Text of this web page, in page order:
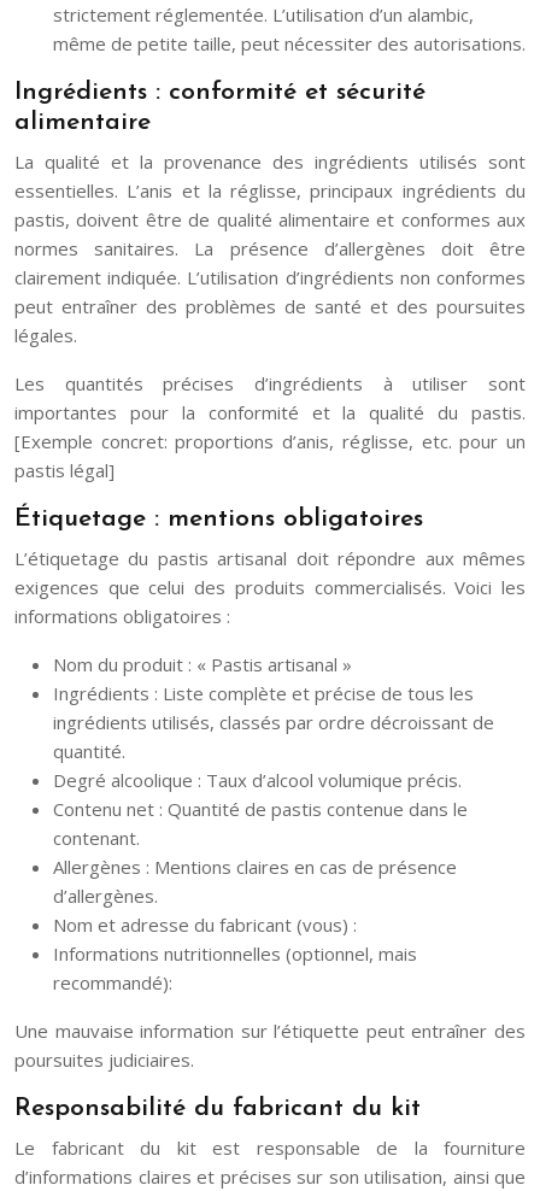
strictement réglementée. L’utilisation d’un alambic,
même de petite taille, peut nécessiter des autorisations.
Ingrédients : conformité et sécurité
alimentaire
La qualité et la provenance des ingrédients utilisés sont
essentielles. L’anis et la réglisse, principaux ingrédients du
pastis, doivent être de qualité alimentaire et conformes aux
normes sanitaires. La présence d’allergènes doit être
clairement indiquée. L’utilisation d’ingrédients non conformes
peut entraîner des problèmes de santé et des poursuites
légales.
Les quantités précises d’ingrédients à utiliser sont
importantes pour la conformité et la qualité du pastis.
[Exemple concret: proportions d’anis, réglisse, etc. pour un
pastis légal]
Étiquetage : mentions obligatoires
L’étiquetage du pastis artisanal doit répondre aux mêmes
exigences que celui des produits commercialisés. Voici les
informations obligatoires :
Nom du produit : « Pastis artisanal »
Ingrédients : Liste complète et précise de tous les
ingrédients utilisés, classés par ordre décroissant de
quantité.
Degré alcoolique : Taux d’alcool volumique précis.
Contenu net : Quantité de pastis contenue dans le
contenant.
Allergènes : Mentions claires en cas de présence
d’allergènes.
Nom et adresse du fabricant (vous) :
Informations nutritionnelles (optionnel, mais
recommandé):
Une mauvaise information sur l’étiquette peut entraîner des
poursuites judiciaires.
Responsabilité du fabricant du kit
Le fabricant du kit est responsable de la fourniture
d’informations claires et précises sur son utilisation, ainsi que